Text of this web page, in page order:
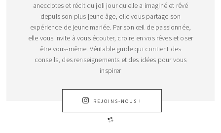
anecdotes et récit du joli jour qu’elle a imaginé et rêvé
depuis son plus jeune âge, elle vous partage son
expérience de jeune mariée. Par son œil de passionnée,
elle vous invite à vous écouter, croire en vos rêves et oser
être vous-même. Véritable guide qui contient des
conseils, des renseignements et des idées pour vous
inspirer
REJOINS-NOUS !